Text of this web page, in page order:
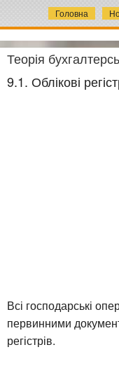
Головна
Теорія
9.1. Облікові
Всі господарські
первинними
регістрів.